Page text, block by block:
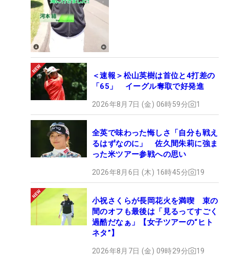
＜速報＞松山英樹は首位と4打差の
「65」 イーグル奪取で好発進
2026年8月7日 (金) 06時59分 1
全英で味わった悔しさ「自分も戦え
るはずなのに」 佐久間朱莉に強ま
った米ツアー参戦への思い
2026年8月6日 (木) 16時45分 19
小祝さくらが長岡花火を満喫 束の
間のオフも最後は「見るってすごく
過酷だなぁ」【女子ツアーの“ヒト
ネタ”】
2026年8月7日 (金) 09時29分 19